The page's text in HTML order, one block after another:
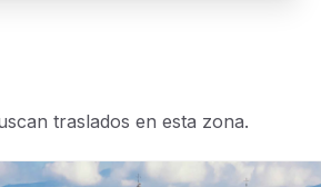
traslados en esta zona.